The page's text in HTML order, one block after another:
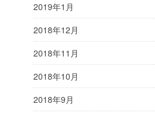
2019年1月
2018年12月
2018年11月
2018年10月
2018年9月